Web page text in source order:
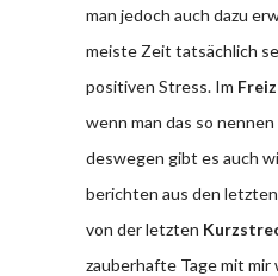
man jedoch auch dazu
meiste Zeit tatsächlich
positiven Stress. Im
wenn man das so
deswegen gibt es auch
berichten aus den
von der letzten
zauberhafte Tage mit